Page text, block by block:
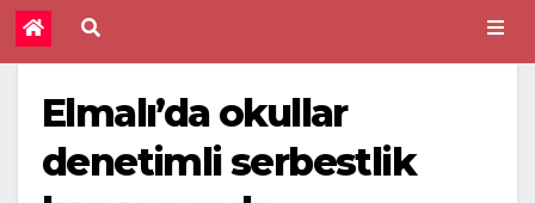
Elmalı’da okullar
denetimli serbestlik